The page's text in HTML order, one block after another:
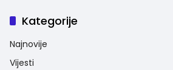
Kategorije
Najnovije
Vijesti